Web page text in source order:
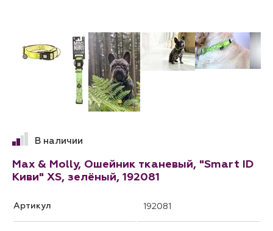
В наличии
Max & Molly, Ошейник тканевый, "Smart ID
Киви" XS, зелёный, 192081
Артикул 192081